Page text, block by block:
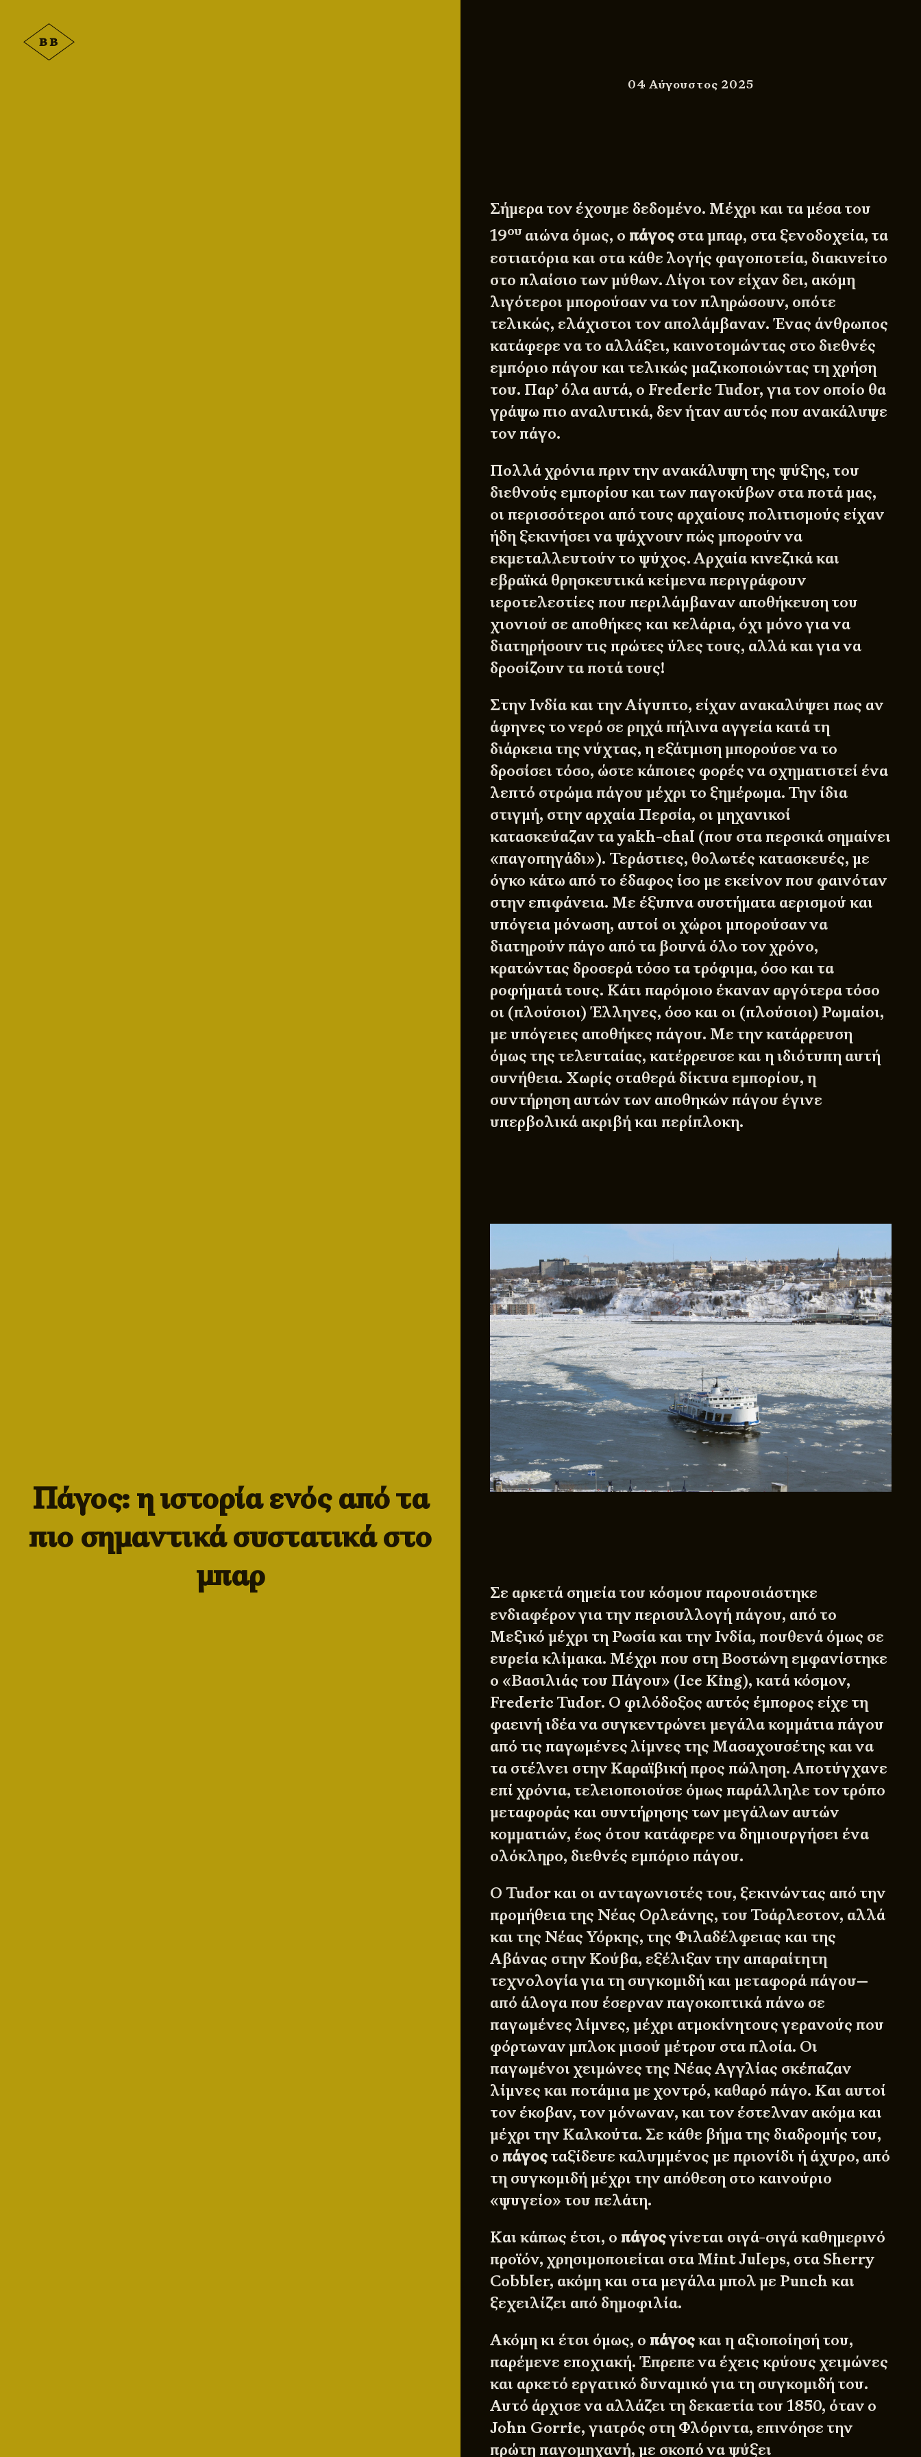
Πάγος: η ιστορία ενός από τα
πιο σημαντικά συστατικά στο
μπαρ
04 Αύγουστος 2025
Σήμερα τον έχουμε δεδομένο. Μέχρι και τα μέσα του
19ουαιώνα όμως, ο πάγος στα μπαρ, στα ξενοδοχεία, τα
εστιατόρια και στα κάθε λογής φαγοποτεία, διακινείτο
στο πλαίσιο των μύθων. Λίγοι τον είχαν δει, ακόμη
λιγότεροι μπορούσαν να τον πληρώσουν, οπότε
τελικώς, ελάχιστοι τον απολάμβαναν. Ένας άνθρωπος
κατάφερε να το αλλάξει, καινοτομώντας στο διεθνές
εμπόριο πάγου και τελικώς μαζικοποιώντας τη χρήση
του. Παρ’ όλα αυτά, ο Frederic Tudor, για τον οποίο θα
γράψω πιο αναλυτικά, δεν ήταν αυτός που ανακάλυψε
τον πάγο.
Πολλά χρόνια πριν την ανακάλυψη της ψύξης, του
διεθνούς εμπορίου και των παγοκύβων στα ποτά μας,
οι περισσότεροι από τους αρχαίους πολιτισμούς είχαν
ήδη ξεκινήσει να ψάχνουν πώς μπορούν να
εκμεταλλευτούν το ψύχος. Αρχαία κινεζικά και
εβραϊκά θρησκευτικά κείμενα περιγράφουν
ιεροτελεστίες που περιλάμβαναν αποθήκευση του
χιονιού σε αποθήκες και κελάρια, όχι μόνο για να
διατηρήσουν τις πρώτες ύλες τους, αλλά και για να
δροσίζουν τα ποτά τους!
Στην Ινδία και την Αίγυπτο, είχαν ανακαλύψει πως αν
άφηνες το νερό σε ρηχά πήλινα αγγεία κατά τη
διάρκεια της νύχτας, η εξάτμιση μπορούσε να το
δροσίσει τόσο, ώστε κάποιες φορές να σχηματιστεί ένα
λεπτό στρώμα πάγου μέχρι το ξημέρωμα. Την ίδια
στιγμή, στην αρχαία Περσία, οι μηχανικοί
κατασκεύαζαν ταyakh-chal (που στα περσικά σημαίνει
«παγοπηγάδι»). Τεράστιες, θολωτές κατασκευές, με
όγκο κάτω από το έδαφος ίσο με εκείνον που φαινόταν
στην επιφάνεια. Με έξυπνα συστήματα αερισμού και
υπόγεια μόνωση, αυτοί οι χώροι μπορούσαν να
διατηρούν πάγο από τα βουνά όλο τον χρόνο,
κρατώντας δροσερά τόσο τα τρόφιμα, όσο και τα
ροφήματά τους. Κάτι παρόμοιο έκαναν αργότερα τόσο
οι (πλούσιοι) Έλληνες, όσο και οι (πλούσιοι) Ρωμαίοι,
με υπόγειες αποθήκες πάγου. Με την κατάρρευση
όμως της τελευταίας, κατέρρευσε και η ιδιότυπη αυτή
συνήθεια. Χωρίς σταθερά δίκτυα εμπορίου, η
συντήρηση αυτών των αποθηκών πάγου έγινε
υπερβολικά ακριβή και περίπλοκη.
Σε αρκετά σημεία του κόσμου παρουσιάστηκε
ενδιαφέρον για την περισυλλογή πάγου, από το
Μεξικό μέχρι τη Ρωσία και την Ινδία, πουθενά όμως σε
ευρεία κλίμακα. Μέχρι που στη Βοστώνη εμφανίστηκε
ο «Βασιλιάς του Πάγου» (Ice King), κατά κόσμον,
Frederic Tudor. Ο φιλόδοξος αυτός έμπορος είχε τη
φαεινή ιδέα να συγκεντρώνει μεγάλα κομμάτια πάγου
από τις παγωμένες λίμνες της Μασαχουσέτης και να
τα στέλνει στην Καραϊβική προς πώληση. Αποτύγχανε
επί χρόνια, τελειοποιούσε όμως παράλληλε τον τρόπο
μεταφοράς και συντήρησης των μεγάλων αυτών
κομματιών, έως ότου κατάφερε να δημιουργήσει ένα
ολόκληρο, διεθνές εμπόριο πάγου.
Ο Tudor και οι ανταγωνιστές του, ξεκινώντας από την
προμήθεια της Νέας Ορλεάνης, του Τσάρλεστον, αλλά
και της Νέας Υόρκης, της Φιλαδέλφειας και της
Αβάνας στην Κούβα, εξέλιξαν την απαραίτητη
τεχνολογία για τη συγκομιδή και μεταφορά πάγου—
από άλογα που έσερναν παγοκοπτικά πάνω σε
παγωμένες λίμνες, μέχρι ατμοκίνητους γερανούς που
φόρτωναν μπλοκ μισού μέτρου στα πλοία. Οι
παγωμένοι χειμώνες της Νέας Αγγλίας σκέπαζαν
λίμνες και ποτάμια με χοντρό, καθαρό πάγο. Και αυτοί
τον έκοβαν, τον μόνωναν, και τον έστελναν ακόμα και
μέχρι την Καλκούτα. Σε κάθε βήμα της διαδρομής του,
ο πάγοςταξίδευε καλυμμένος με πριονίδι ή άχυρο, από
τη συγκομιδή μέχρι την απόθεση στο καινούριο
«ψυγείο» του πελάτη.
Και κάπως έτσι, ο πάγοςγίνεται σιγά-σιγά καθημερινό
προϊόν, χρησιμοποιείται στα Mint Juleps, στα Sherry
Cobbler, ακόμη και στα μεγάλα μπολ με Punch και
ξεχειλίζει από δημοφιλία.
Ακόμη κι έτσι όμως, ο πάγοςκαι η αξιοποίησή του,
παρέμενε εποχιακή. Έπρεπε να έχεις κρύους χειμώνες
και αρκετό εργατικό δυναμικό για τη συγκομιδή του.
Αυτό άρχισε να αλλάζει τη δεκαετία του 1850, όταν ο
John Gorrie, γιατρός στη Φλόριντα, επινόησε την
πρώτη παγομηχανή, με σκοπό να ψύξει